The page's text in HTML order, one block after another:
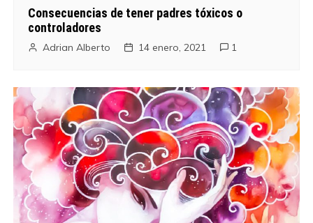
Consecuencias de tener padres tóxicos o
controladores
Adrian Alberto 14 enero, 2021 1